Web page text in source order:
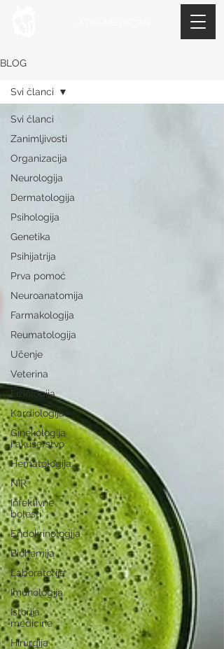
BLOG
Svi članci
Zanimljivosti
Organizacija
Neurologija
Dermatologija
Psihologija
Genetika
Psihijatrija
Prva pomoć
Neuroanatomija
Farmakologija
Reumatologija
Učenje
Veterina
Fiziologija
Kardiologija
Ginekologija
i akušerstvo
Hematologija
NIR
Infektivne
bolesti
Endokrinologija
Biohemija
Laboratorija
Imunologija
Istorija
medicine
Hirurgija
Svi članci